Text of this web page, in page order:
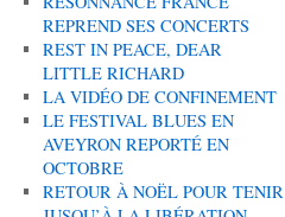
REPREND SES CONCERTS
REST IN PEACE, DEAR
LITTLE RICHARD
LA VIDÉO DE CONFINEMENT
LE FESTIVAL BLUES EN
AVEYRON REPORTÉ EN
OCTOBRE
RETOUR À NOËL POUR TENIR